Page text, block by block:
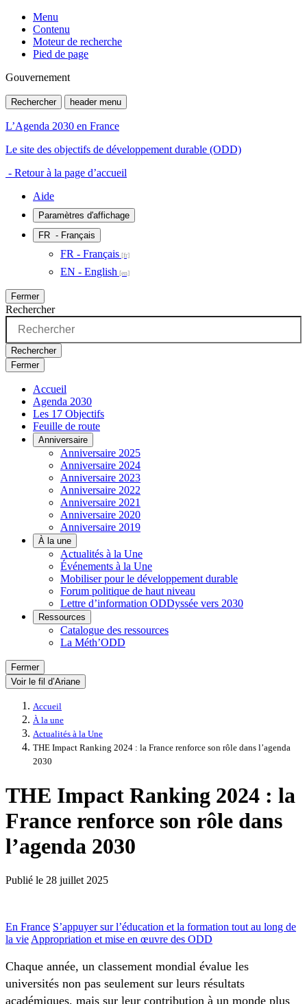
Menu
Contenu
Moteur de recherche
Pied de page
Gouvernement
Rechercher header menu
L’Agenda 2030 en France
Le site des objectifs de développement durable (ODD)
- Retour à la page d’accueil
Aide
Paramètres d'affichage
FR - Français
FR - Français
EN - English
Fermer
Rechercher
Rechercher
Fermer
Accueil
Agenda 2030
Les 17 Objectifs
Feuille de route
Anniversaire
Anniversaire 2025
Anniversaire 2024
Anniversaire 2023
Anniversaire 2022
Anniversaire 2021
Anniversaire 2020
Anniversaire 2019
À la une
Actualités à la Une
Événements à la Une
Mobiliser pour le développement durable
Forum politique de haut niveau
Lettre d’information ODDyssée vers 2030
Ressources
Catalogue des ressources
La Méth’ODD
Fermer
Voir le fil d’Ariane
Accueil
À la une
Actualités à la Une
THE Impact Ranking 2024 : la France renforce son rôle dans l’agenda
2030
THE Impact Ranking 2024 : la
France renforce son rôle dans
l’agenda 2030
Publié le 28 juillet 2025
En France S’appuyer sur l’éducation et la formation tout au long de
la vie Appropriation et mise en œuvre des ODD
Chaque année, un classement mondial évalue les
universités non pas seulement sur leurs résultats
académiques, mais sur leur contribution à un monde plus